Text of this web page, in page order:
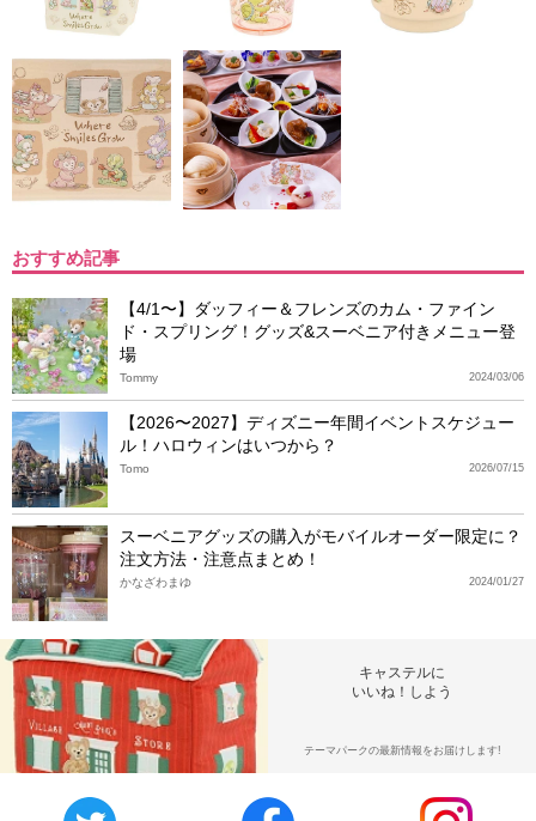
おすすめ記事
【4/1〜】ダッフィー＆フレンズのカム・ファイン
ド・スプリング！グッズ&スーベニア付きメニュー登
場
2024/03/06
Tommy
【2026〜2027】ディズニー年間イベントスケジュー
ル！ハロウィンはいつから？
2026/07/15
Tomo
スーベニアグッズの購入がモバイルオーダー限定に？
注文方法・注意点まとめ！
2024/01/27
かなざわまゆ
キャステルに
いいね！しよう
テーマパークの最新情報をお届けします!